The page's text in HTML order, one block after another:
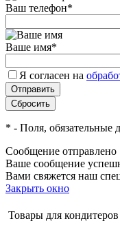
Ваш телефон*
Ваше имя*
Я согласен на
* - Поля, обязательные
Сообщение отправлено
Ваше сообщение
Вами свяжется наш
Закрыть окно
Товары для кондитеров